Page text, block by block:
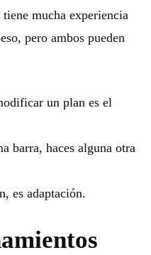
mucha experiencia
pero ambos pueden
un plan es el
barra, haces alguna otra
es adaptación.